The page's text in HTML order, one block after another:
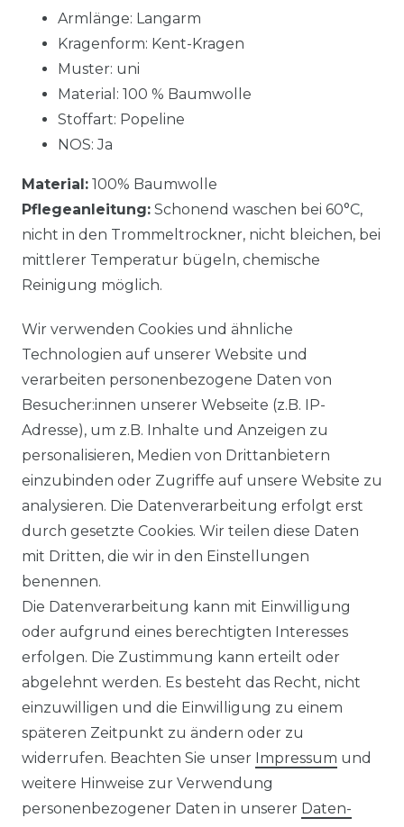
Armlänge: Langarm
Kragenform: Kent-Kragen
Muster: uni
Material: 100 % Baumwolle
Stoffart: Popeline
NOS: Ja
Material: 100% Baumwolle
Pflegeanleitung: Schonend waschen bei 60°C,
nicht in den Trommeltrockner, nicht bleichen, bei
mittlerer Temperatur bügeln, chemische
Reinigung möglich.
Ähnlicher Artikel
Artikelpaket :
UVP 49,99 €
ab 47,99 € *
Impressum Daten­schutz­erklärung
Wir verwenden Cookies und ähnliche
Technologien auf unserer Website und
verarbeiten personenbezogene Daten von
Besucher:innen unserer Webseite (z.B. IP-
Adresse), um z.B. Inhalte und Anzeigen zu
personalisieren, Medien von Drittanbietern
einzubinden oder Zugriffe auf unsere Website zu
analysieren. Die Datenverarbeitung erfolgt erst
durch gesetzte Cookies. Wir teilen diese Daten
mit Dritten, die wir in den Einstellungen
benennen.
Die Datenverarbeitung kann mit Einwilligung
oder aufgrund eines berechtigten Interesses
erfolgen. Die Zustimmung kann erteilt oder
abgelehnt werden. Es besteht das Recht, nicht
einzuwilligen und die Einwilligung zu einem
späteren Zeitpunkt zu ändern oder zu
widerrufen. Beachten Sie unser Impressum und
weitere Hinweise zur Verwendung
personenbezogener Daten in unserer Daten­